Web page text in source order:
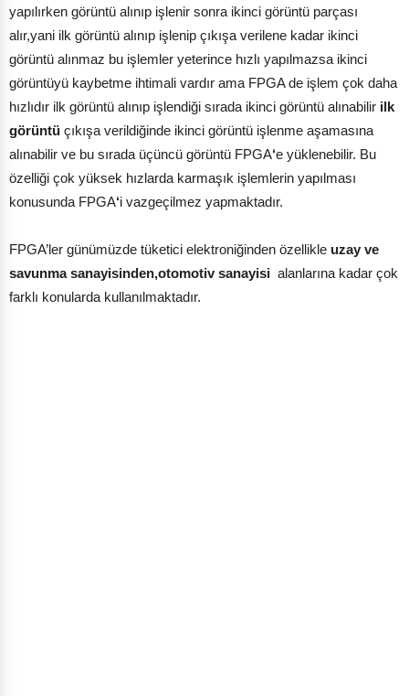
yapılırken görüntü alınıp işlenir sonra ikinci görüntü parçası
alır,yani ilk görüntü alınıp işlenip çıkışa verilene kadar ikinci
görüntü alınmaz bu işlemler yeterince hızlı yapılmazsa ikinci
görüntüyü kaybetme ihtimali vardır ama FPGA de işlem çok daha
hızlıdır ilk görüntü alınıp işlendiği sırada ikinci görüntü alınabilir ilk
görüntü çıkışa verildiğinde ikinci görüntü işlenme aşamasına
alınabilir ve bu sırada üçüncü görüntü FPGA‘e yüklenebilir. Bu
özelliği çok yüksek hızlarda karmaşık işlemlerin yapılması
konusunda FPGA‘i vazgeçilmez yapmaktadır.
FPGA’ler günümüzde tüketici elektroniğinden özellikle uzay ve
savunma sanayisinden,otomotiv sanayisi alanlarına kadar çok
farklı konularda kullanılmaktadır.